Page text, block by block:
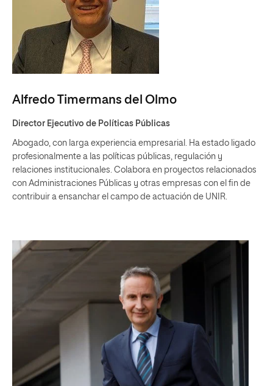
Alfredo Timermans del Olmo
Director Ejecutivo de Políticas Públicas
Abogado, con larga experiencia empresarial. Ha estado ligado
profesionalmente a las políticas públicas, regulación y
relaciones institucionales. Colabora en proyectos relacionados
con Administraciones Públicas y otras empresas con el fin de
contribuir a ensanchar el campo de actuación de UNIR.